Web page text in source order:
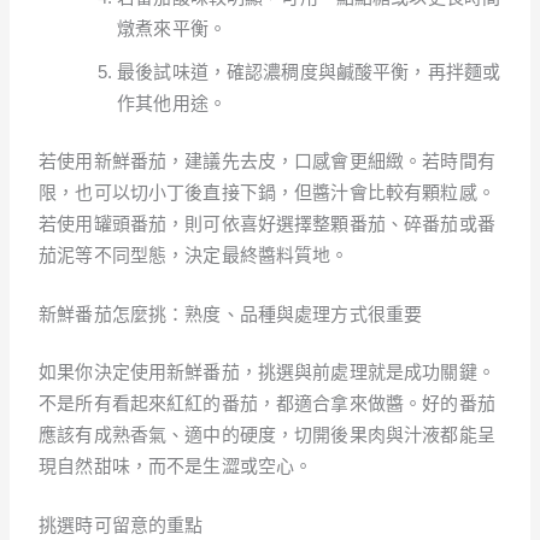
燉煮來平衡。
最後試味道，確認濃稠度與鹹酸平衡，再拌麵或
作其他用途。
若使用新鮮番茄，建議先去皮，口感會更細緻。若時間有
限，也可以切小丁後直接下鍋，但醬汁會比較有顆粒感。
若使用罐頭番茄，則可依喜好選擇整顆番茄、碎番茄或番
茄泥等不同型態，決定最終醬料質地。
新鮮番茄怎麼挑：熟度、品種與處理方式很重要
如果你決定使用新鮮番茄，挑選與前處理就是成功關鍵。
不是所有看起來紅紅的番茄，都適合拿來做醬。好的番茄
應該有成熟香氣、適中的硬度，切開後果肉與汁液都能呈
現自然甜味，而不是生澀或空心。
挑選時可留意的重點